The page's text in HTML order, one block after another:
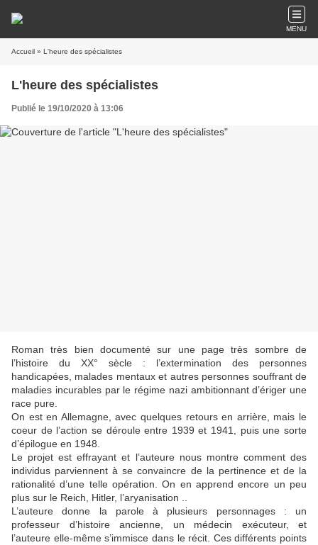
MENU
Accueil » L'heure des spécialistes
L'heure des spécialistes
Publié le 19/10/2020 à 13:06
Roman très bien documenté sur une page très sombre de
l’histoire du XX° sècle : l’extermination des personnes
handicapées, malades mentaux et autres personnes souffrant de
maladies incurables par le régime nazi ambitionnant d’ériger une
race pure.
On est en Allemagne, avec quelques retours en arrière, mais le
coeur de l’action se déroule entre 1939 et 1941, puis une sorte
d’épilogue en 1948.
Le projet est effrayant et l’auteure nous montre comment des
individus parviennent à se convaincre de la pertinence et de la
rationalité d’une telle opération. On en apprend encore un peu
plus sur le Reich, Hitler, l’aryanisation ..
L’auteure donne la parole à plusieurs personnages : un
professeur d’histoire ancienne, un médecin exécuteur, et
l’auteure elle-même s’immisce dans le récit. Ces différents points